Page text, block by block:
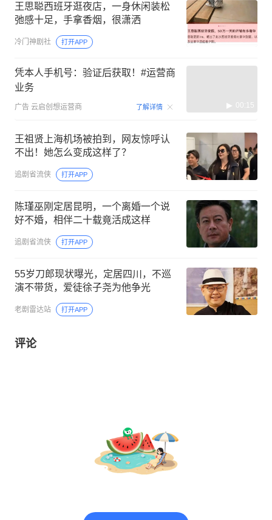
王思聪西班牙逛夜店，一身休闲装松
弛感十足，手拿香烟，很潇洒
冷门神剧社 打开APP
凭本人手机号：验证后获取！#运营商
业务
广告 云启创想运营商 了解详情 00:15
王祖贤上海机场被拍到，网友惊呼认
不出！她怎么变成这样了？
追剧省流侠 打开APP
陈瑾巫刚定居昆明，一个离婚一个说
好不婚，相伴二十载竟活成这样
追剧省流侠 打开APP
55岁刀郎现状曝光，定居四川，不巡
演不带货，爱徒徐子尧为他争光
老剧雷达站 打开APP
评论